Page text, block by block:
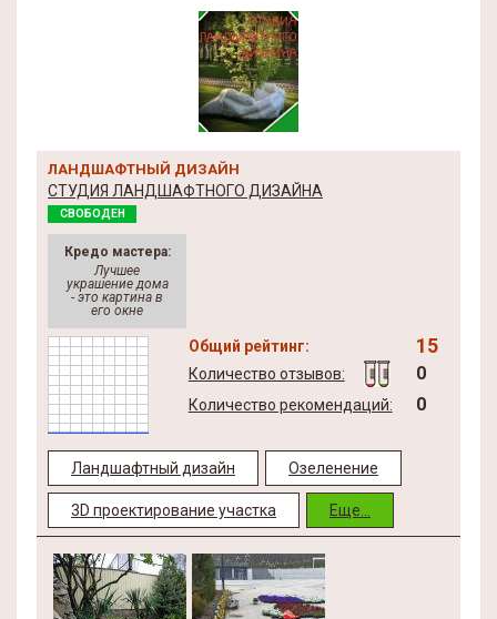
ЛАНДШАФТНЫЙ ДИЗАЙН
СТУДИЯ ЛАНДШАФТНОГО ДИЗАЙНА
СВОБОДЕН
Кредо мастера:
Лучшее
украшение дома
- это картина в
его окне
Общий рейтинг: 15
Количество отзывов: 0
Количество рекомендаций: 0
Ландшафтный дизайн Озеленение
3D проектирование участка Еще...